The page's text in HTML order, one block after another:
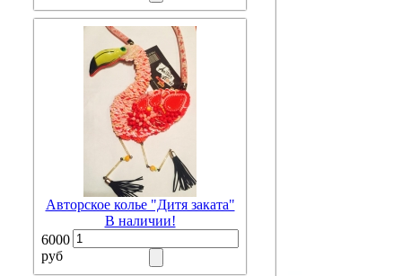
Авторское колье "Дитя заката"
В наличии!
6000
руб